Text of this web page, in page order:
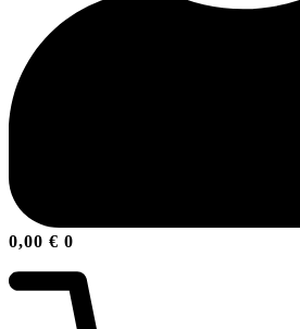
0,00 € 0